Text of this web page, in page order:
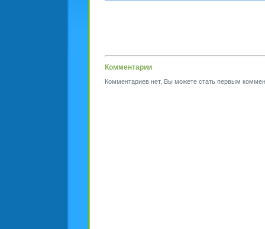
Комментарии
Комментариев нет, Вы можете стать первым